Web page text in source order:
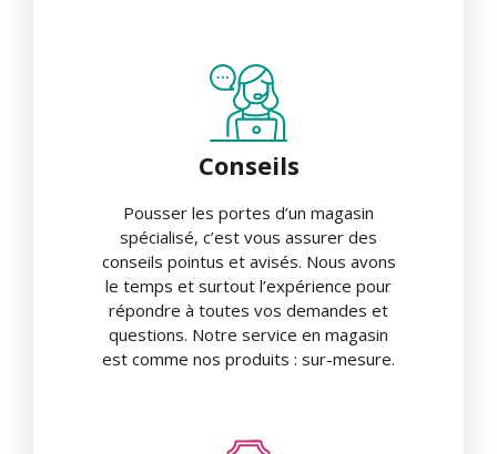
Conseils
Pousser les portes d’un magasin
spécialisé, c’est vous assurer des
conseils pointus et avisés. Nous avons
le temps et surtout l’expérience pour
répondre à toutes vos demandes et
questions. Notre service en magasin
est comme nos produits : sur-mesure.